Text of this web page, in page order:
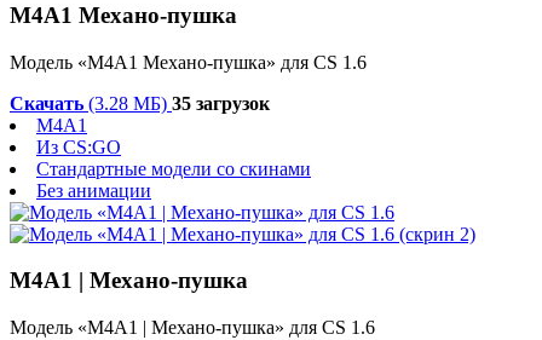
М4А1 Механо-пушка
Модель «М4А1 Механо-пушка» для CS 1.6
Скачать (3.28 МБ) 35 загрузок
M4A1
Из CS:GO
Стандартные модели со скинами
Без анимации
M4A1 | Механо-пушка
Модель «M4A1 | Механо-пушка» для CS 1.6